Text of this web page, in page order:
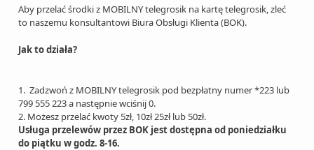
Aby przelać środki z MOBILNY telegrosik na kartę telegrosik, zleć
to naszemu konsultantowi Biura Obsługi Klienta (BOK).
Jak to działa?
1. Zadzwoń z MOBILNY telegrosik pod bezpłatny numer *223 lub
799 555 223 a następnie wciśnij 0.
2. Możesz przelać kwoty 5zł, 10zł 25zł lub 50zł.
Usługa przelewów przez BOK jest dostępna od poniedziałku
do piątku w godz. 8-16.